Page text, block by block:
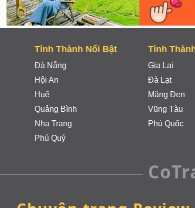
Tỉnh Thành Nổi Bật
Đà Nẵng
Hội An
Huế
Quảng Bình
Nha Trang
Phú Quý
Tỉnh
Gia Lai
Đà Lạt
Măng Đen
Vũng Tàu
Phú Quốc